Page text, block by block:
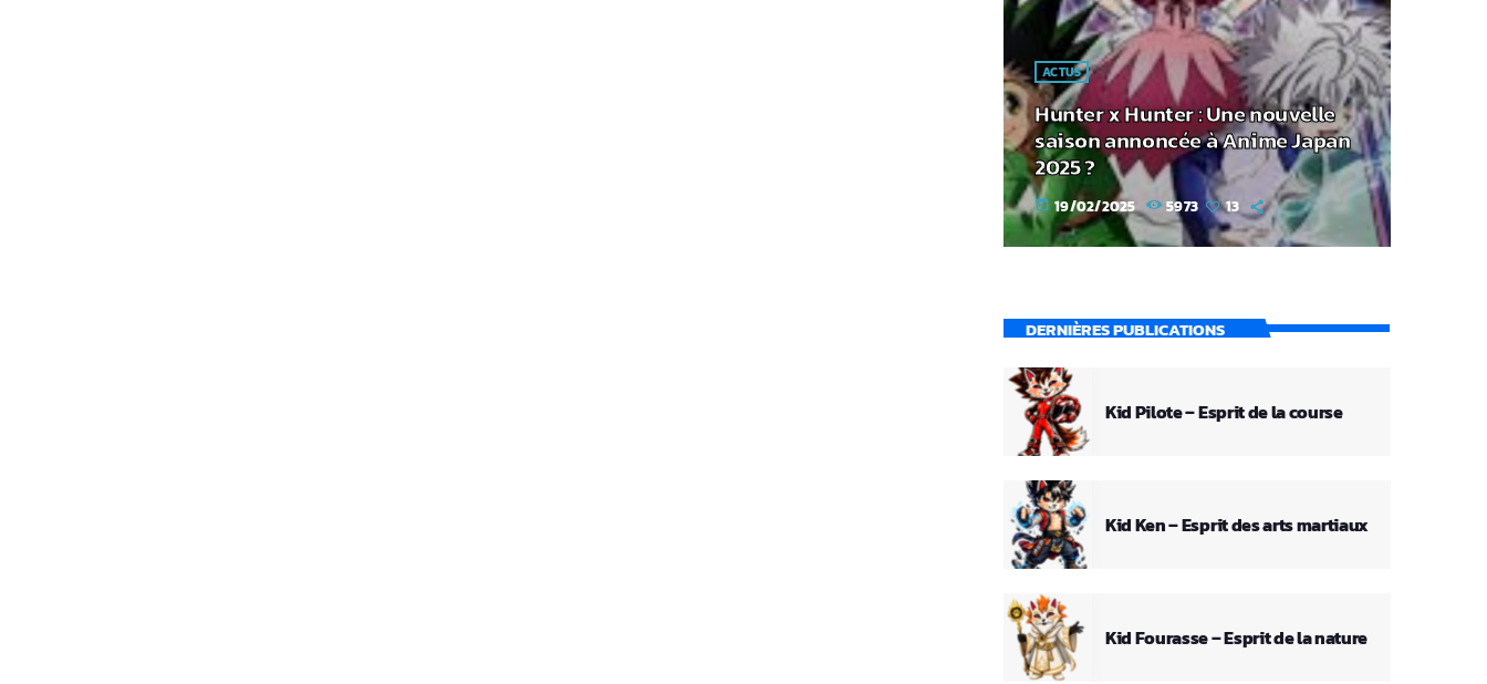
ACTUS
Hunter x Hunter : Une nouvelle
saison annoncée à Anime Japan
2025 ?
today 19/02/2025 5973 13
DERNIÈRES PUBLICATIONS
Kid Pilote – Esprit de la course
Kid Ken – Esprit des arts martiaux
Kid Fourasse – Esprit de la nature